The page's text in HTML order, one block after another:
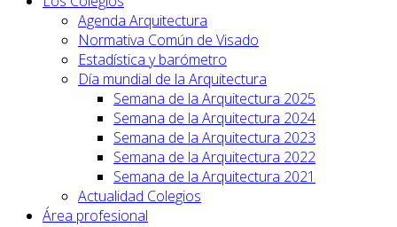
Agenda Arquitectura
Normativa Común de Visado
Estadística y barómetro
Día mundial de la Arquitectura
Semana de la Arquitectura 2025
Semana de la Arquitectura 2024
Semana de la Arquitectura 2023
Semana de la Arquitectura 2022
Semana de la Arquitectura 2021
Actualidad Colegios
Área profesional